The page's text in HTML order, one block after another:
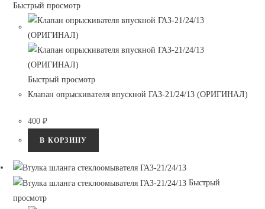
Быстрый просмотр
Быстрый просмотр
Клапан опрыскивателя впускной ГАЗ-21/24/13 (ОРИГИНАЛ)
400₽
В КОРЗИНУ
Быстрый
просмотр